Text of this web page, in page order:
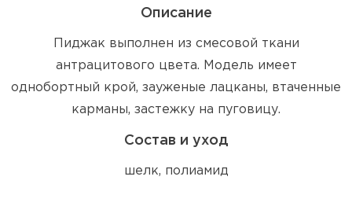
Описание
Пиджак выполнен из смесовой ткани
антрацитового цвета. Модель имеет
однобортный крой, зауженые лацканы, втаченные
карманы, застежку на пуговицу.
Состав и уход
шелк, полиамид